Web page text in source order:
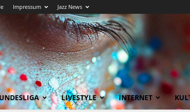
Impressum Jazz News
LIVESTYLE INTERNET